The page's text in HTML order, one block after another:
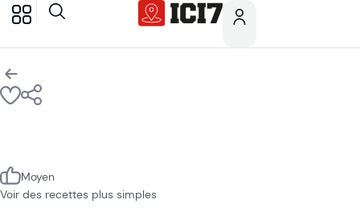
Moyen
Voir des recettes plus simples